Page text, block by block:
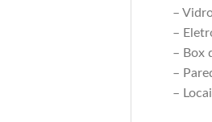
–
–
– Box
–
–